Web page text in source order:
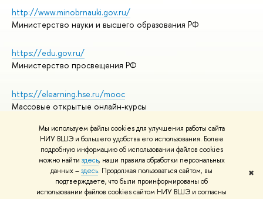
Мы используем файлы cookies для улучшения работы сайта
НИУ ВШЭ и большего удобства его использования. Более
подробную информацию об использовании файлов cookies
можно найти здесь, наши правила обработки персональных
данных –здесь. Продолжая пользоваться сайтом, вы
подтверждаете, что были проинформированы об
использовании файлов cookies сайтом НИУ ВШЭ и согласны
✖
http://www.minobrnauki.gov.ru/
Министерство науки и высшего образования РФ
https://edu.gov.ru/
Министерство просвещения РФ
https://elearning.hse.ru/mooc
Массовые открытые онлайн-курсы
© НИУ ВШЭ 1993–2026
Адреса и контакты
Условия использования материалов
Политика конфиденциальности